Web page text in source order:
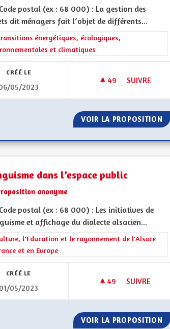
postal (ex : 68 000) : La gestion des
dit ménagers fait l‘objet de différents...
les résultats de la catégorie : Les transitions
énergétiques, écologiques,
et climatiques
CRÉÉ LE
05/2023
49 49 ABONNÉS
SUIVRE
BEBBI SACK
VOIR LA PROPOSITION
dans l’espace public
anonyme
postal (ex : 68 000) : Les initiatives de
et affichage du dialecte alsacien...
les résultats de la catégorie : La Culture,
l'Education et le rayonnement de l'Alsace
et en Europe
CRÉÉ LE
01/05/2023
49 49 ABONNÉS
SUIVRE
VOIR LA PROPOSITION